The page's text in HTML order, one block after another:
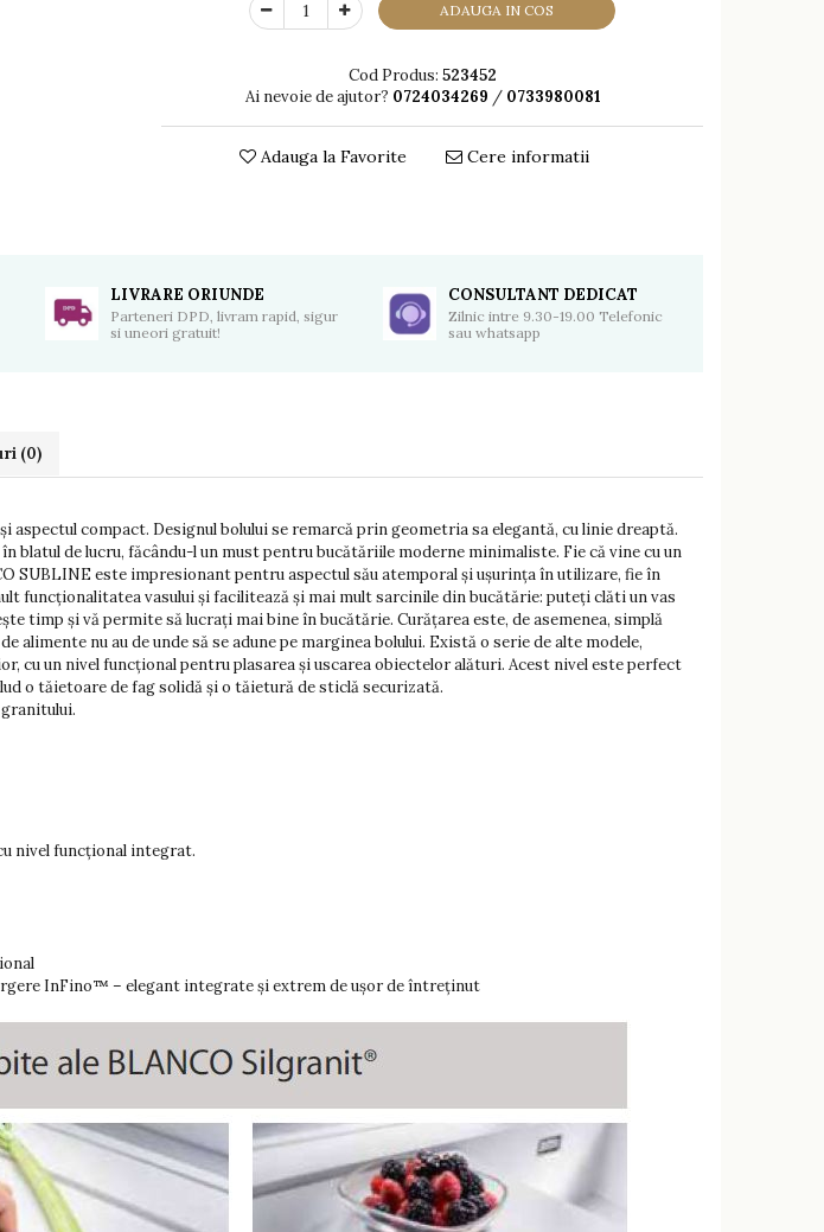
ADAUGA IN COS
Cod Produs: 523452
Ai nevoie de ajutor? 0724034269 / 0733980081
Adauga la Favorite Cere informatii
LIVRARE ORIUNDE
Parteneri DPD, livram rapid, sigur
si uneori gratuit!
CONSULTANT DEDICAT
Zilnic intre 9.30-19.00 Telefonic
sau whatsapp
(0)
compact. Designul bolului se remarcă prin geometria sa elegantă, cu linie dreaptă.
de lucru, făcându-l un must pentru bucătăriile moderne minimaliste. Fie că vine cu un
SUBLINE este impresionant pentru aspectul său atemporal și ușurința în utilizare, fie în
funcționalitatea vasului și facilitează și mai mult sarcinile din bucătărie: puteți clăti un vas
timp și vă permite să lucrați mai bine în bucătărie. Curățarea este, de asemenea, simplă
nu au de unde să se adune pe marginea bolului. Există o serie de alte modele,
cu un nivel funcțional pentru plasarea și uscarea obiectelor alături. Acest nivel este perfect
o tăietoare de fag solidă și o tăietură de sticlă securizată.
nivel funcțional integrat.
InFino™ – elegant integrate și extrem de ușor de întreținut